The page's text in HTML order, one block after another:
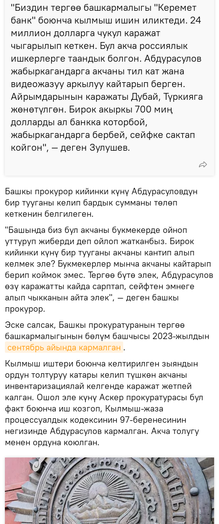
"Биздин тергөө башкармалыгы "Керемет
банк" боюнча кылмыш ишин иликтеди. 24
миллион долларга чукул каражат
чыгарылып кеткен. Бул акча россиялык
ишкерлерге таандык болгон. Абдурасулов
жабыркагандарга акчаны тил кат жана
видеожазуу аркылуу кайтарып берген.
Айрымдарынын каражаты Дубай, Түркияга
жөнөтүлгөн. Бирок акыркы 700 миң
долларды ал банкка которбой,
жабыркагандарга бербей, сейфке сактап
койгон", — деген Зулушев.
Башкы прокурор кийинки күнү Абдурасуловдун
бир тууганы келип бардык сумманы төлөп
кеткенин белгилеген.
"Башында биз бул акчаны букмекерде ойноп
уттуруп жиберди деп ойлоп жатканбыз. Бирок
кийинки күнү бир тууганы акчаны кантип алып
келмек эле? Букмекерлер мынча акчаны кайтарып
берип коймок эмес. Тергөө бүтө элек, Абдурасулов
​​өзү каражатты кайда сарптап, сейфтен эмнеге
алып чыкканын айта элек", — деген башкы
прокурор.
Эске салсак, Башкы прокуратуранын тергөө
башкармалыгынын бөлүм башчысы 2023-жылдын
сентябрь айында кармалган .
Кылмыш иштери боюнча келтирилген зыяндын
ордун толтуруу катары келип түшкөн акчаны
инвентаризациялай келгенде каражат жетпей
калган. Ошол эле күнү Аскер прокуратурасы бул
факт боюнча иш козгоп, Кылмыш-жаза
процессуалдык кодексинин 97-беренесинин
негизинде Абдурасулов кармалган. Акча толугу
менен ордуна коюлган.